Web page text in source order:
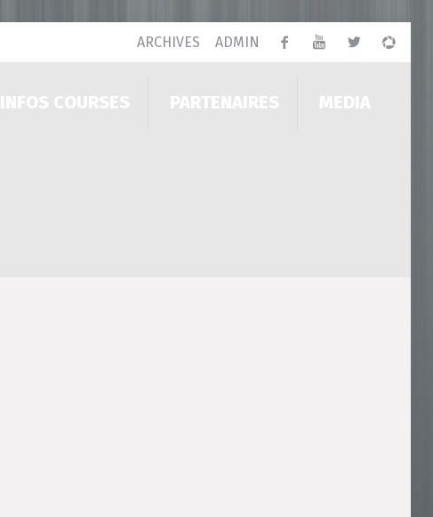
ARCHIVES ADMIN
INFOS COURSES PARTENAIRES MEDIA